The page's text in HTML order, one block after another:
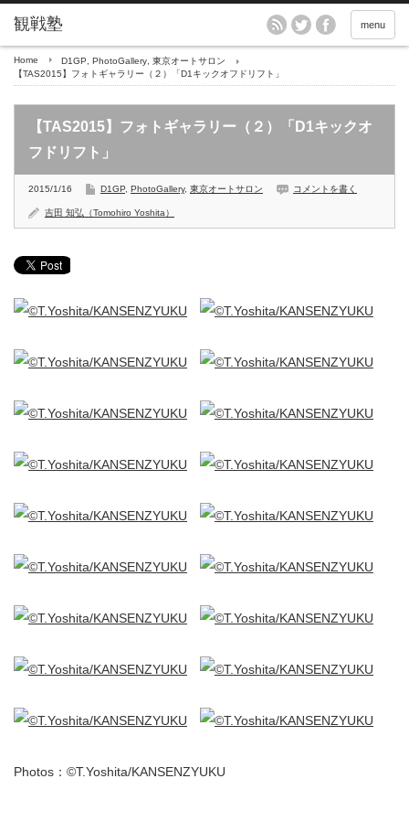
menu
Home D1GP PhotoGallery 東京オートサロン
【TAS2015】フォトギャラリー（２）「D1キックオフドリフト」
【TAS2015】フォトギャラリー（２）「D1キックオ
フドリフト」
2015/1/16 D1GP PhotoGallery, 東京オートサロン コメントを書く
吉田 知弘（Tomohiro Yoshita）
Photos：©T.Yoshita/KANSENZYUKU